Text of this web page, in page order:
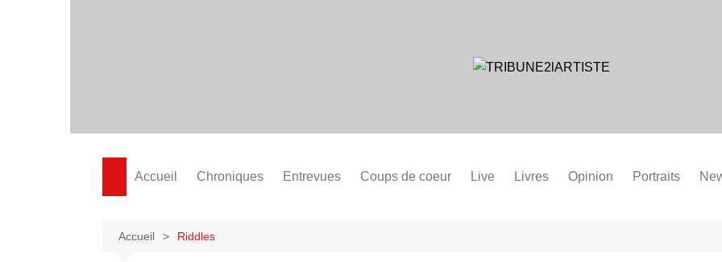
Accueil Chroniques Entrevues Coups de coeur Live Livres Opinion Portraits
Accueil Riddles